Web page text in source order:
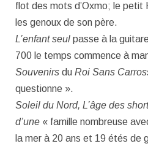
flot des mots d’Oxmo; le petit
les genoux de son père.
L’enfant seul passe à la
700 le temps commence à
Souvenirs du Roi Sans
questionne ».
Soleil du Nord, L’âge des
d’une « famille nombreuse
la mer à 20 ans et 19 étés de